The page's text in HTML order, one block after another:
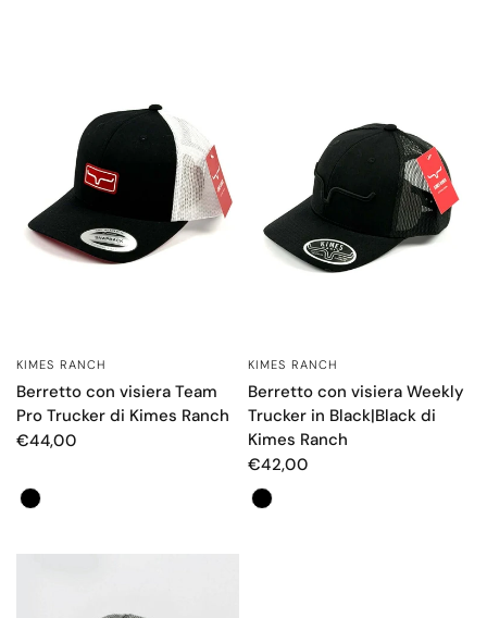
OCCHIATA VELOCE
KIMES RANCH
Berretto con visiera Team
Pro Trucker di Kimes Ranch
€44,00
Color
OCCHIATA VELOCE
KIMES RANCH
Berretto con visiera Weekly
Trucker in Black|Black di
Kimes Ranch
€42,00
Color